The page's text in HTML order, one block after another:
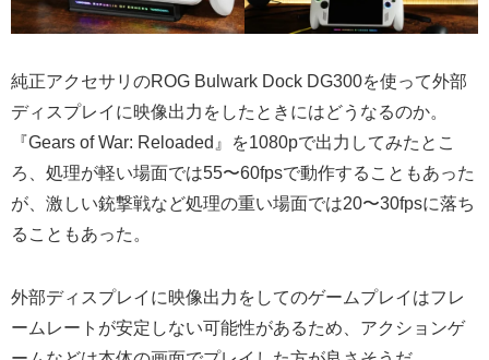
純正アクセサリのROG Bulwark Dock DG300を使って外部
ディスプレイに映像出力をしたときにはどうなるのか。
『Gears of War: Reloaded』を1080pで出力してみたとこ
ろ、処理が軽い場面では55〜60fpsで動作することもあった
が、激しい銃撃戦など処理の重い場面では20〜30fpsに落ち
ることもあった。
外部ディスプレイに映像出力をしてのゲームプレイはフレ
ームレートが安定しない可能性があるため、アクションゲ